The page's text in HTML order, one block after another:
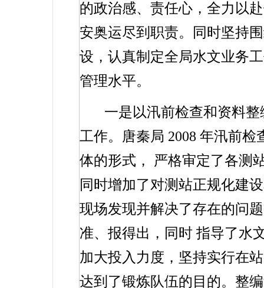
的政治感、责任心，全力以
安奥运尽到职责。同时坚持
设，认真制定全局水文业务
管理水平。
一是以汛前检查和资料
工作。唐秦局 2008 年汛前检
体的形式，
严格审定了各测
同时增加了对测站正规化建
现场发现并解决了存在的问
准、报得出，同时 指导了水
加大投入力度，坚持实行在
达到了锻炼队伍的目的。整